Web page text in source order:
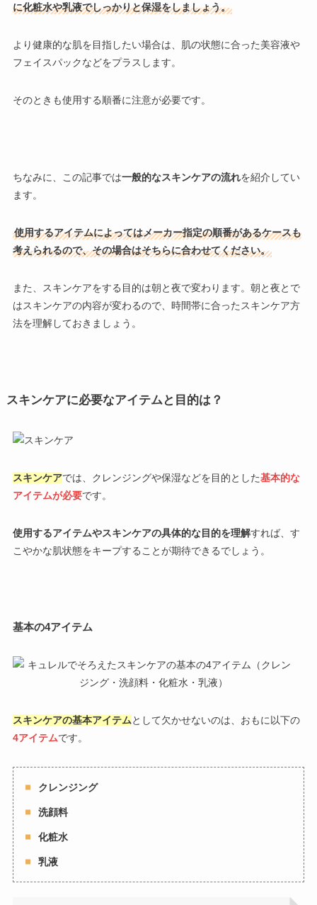
に化粧水や乳液でしっかりと保湿をしましょう。
より健康的な肌を目指したい場合は、肌の状態に合った美容液や
フェイスパックなどをプラスします。
そのときも使用する順番に注意が必要です。
ちなみに、この記事では一般的なスキンケアの流れを紹介してい
ます。
使用するアイテムによってはメーカー指定の順番があるケースも
考えられるので、その場合はそちらに合わせてください。
また、スキンケアをする目的は朝と夜で変わります。朝と夜とで
はスキンケアの内容が変わるので、時間帯に合ったスキンケア方
法を理解しておきましょう。
スキンケアに必要なアイテムと目的は？
スキンケアでは、クレンジングや保湿などを目的とした基本的な
アイテムが必要です。
使用するアイテムやスキンケアの具体的な目的を理解すれば、す
こやかな肌状態をキープすることが期待できるでしょう。
基本の4アイテム
スキンケアの基本アイテムとして欠かせないのは、おもに以下の
4アイテムです。
クレンジング
洗顔料
化粧水
乳液